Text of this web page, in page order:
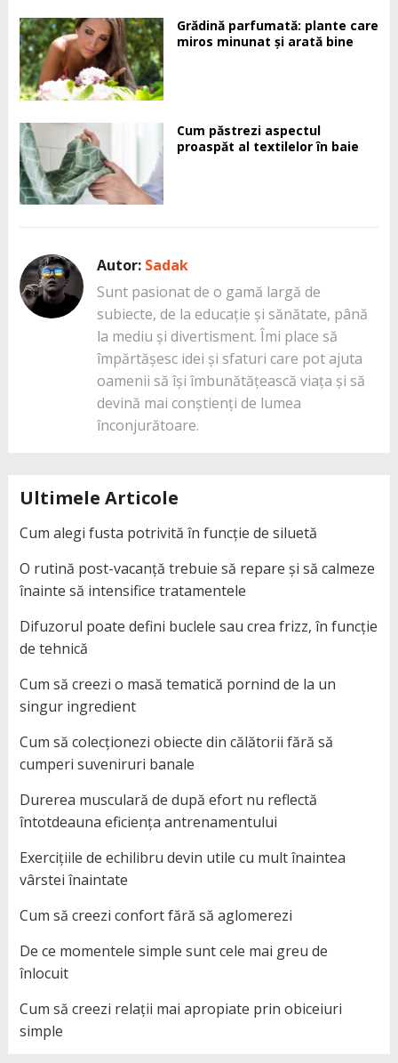
Grădină parfumată: plante care
miros minunat și arată bine
Cum păstrezi aspectul
proaspăt al textilelor în baie
Autor: Sadak
Sunt pasionat de o gamă largă de
subiecte, de la educație și sănătate, până
la mediu și divertisment. Îmi place să
împărtășesc idei și sfaturi care pot ajuta
oamenii să își îmbunătățească viața și să
devină mai conștienți de lumea
înconjurătoare.
Ultimele Articole
Cum alegi fusta potrivită în funcție de siluetă
O rutină post-vacanță trebuie să repare și să calmeze
înainte să intensifice tratamentele
Difuzorul poate defini buclele sau crea frizz, în funcție
de tehnică
Cum să creezi o masă tematică pornind de la un
singur ingredient
Cum să colecționezi obiecte din călătorii fără să
cumperi suveniruri banale
Durerea musculară de după efort nu reflectă
întotdeauna eficiența antrenamentului
Exercițiile de echilibru devin utile cu mult înaintea
vârstei înaintate
Cum să creezi confort fără să aglomerezi
De ce momentele simple sunt cele mai greu de
înlocuit
Cum să creezi relații mai apropiate prin obiceiuri
simple